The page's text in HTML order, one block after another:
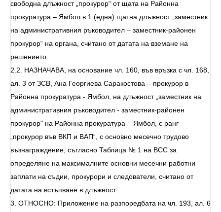
свободна длъжност „прокурор“ от щата на Районна
прокуратура – Ямбол в 1 (една) щатна длъжност „заместник
на административния ръководител – заместник-районен
прокурор“ на органа, считано от датата на вземане на
решението.
2.2. НАЗНАЧАВА, на основание чл. 160, във връзка с чл. 168,
ал. 3 от ЗСВ, Ана Георгиева Саракостова – прокурор в
Районна прокуратура - Ямбол, на длъжност „заместник на
административния ръководител - заместник-районен
прокурор" на Районна прокуратура – Ямбол, с ранг
„прокурор във ВКП и ВАП“, с основно месечно трудово
възнаграждение, съгласно Таблица № 1 на ВСС за
определяне на максималните основни месечни работни
заплати на съдии, прокурори и следователи, считано от
датата на встъпване в длъжност.
3. ОТНОСНО: Приложение на разпоредбата на чл. 193, ал. 6